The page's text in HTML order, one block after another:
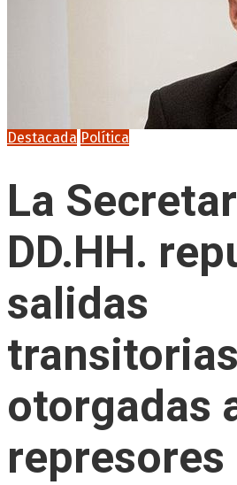
Destacada Política
La
DD.HH.
salidas
transitorias
otorgadas
represores